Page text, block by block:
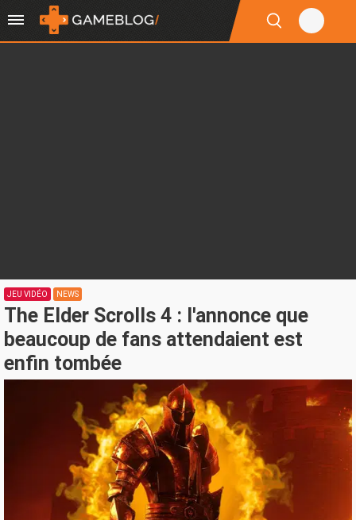
JEU VIDÉO NEWS
The Elder Scrolls 4 : l'annonce que
beaucoup de fans attendaient est
enfin tombée